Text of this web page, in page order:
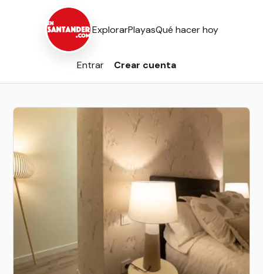
ExplorarPlayasQué hacer hoy
Entrar Crear cuenta